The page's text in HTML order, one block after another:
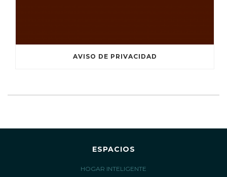
AVISO DE PRIVACIDAD
ESPACIOS
HOGAR INTELIGENTE